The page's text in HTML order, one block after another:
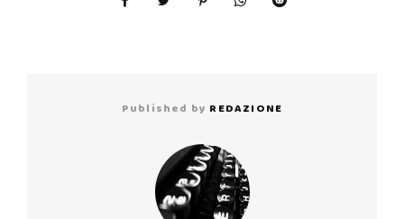
Published by REDAZIONE